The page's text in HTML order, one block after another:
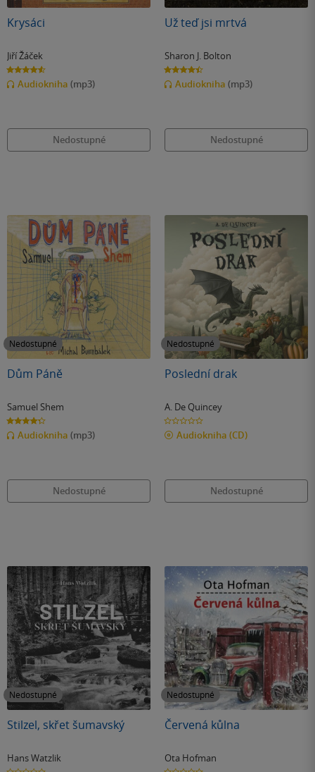
Krysáci
Jiří Žáček
4.6
z
5
hvězdiček
Audiokniha (mp3)
Nedostupné
Už teď jsi mrtvá
Sharon J. Bolton
4.4
z
5
hvězdiček
Audiokniha (mp3)
Nedostupné
Nedostupné
Dům Páně
Samuel Shem
4.3
z
5
hvězdiček
Audiokniha (mp3)
Nedostupné
Nedostupné
Poslední drak
A. De Quincey
0.0
z
5
hvězdiček
Audiokniha (CD)
Nedostupné
Nedostupné
Stilzel, skřet šumavský
Hans Watzlik
Nedostupné
Červená kůlna
Ota Hofman